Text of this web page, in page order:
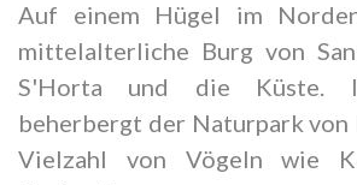
Auf einem Hügel im
mittelalterliche Burg von
S'Horta und die Küste.
beherbergt der Naturpark von
Vielzahl von Vögeln wie